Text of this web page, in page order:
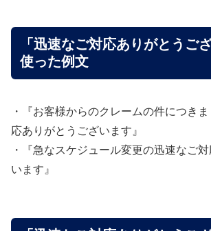
「迅速なご対応ありがとうご
使った例文
・『お客様からのクレームの件につき
応ありがとうございます』
・『急なスケジュール変更の迅速なご
います』